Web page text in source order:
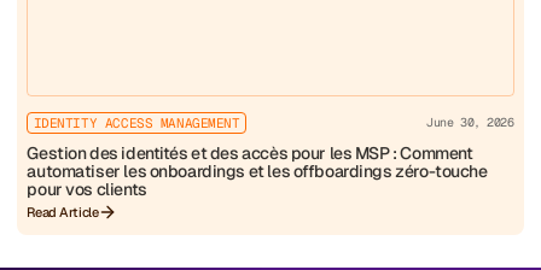
IDENTITY ACCESS MANAGEMENT June 30, 2026
Gestion des identités et des accès pour les MSP : Comment
automatiser les onboardings et les offboardings zéro-touche
pour vos clients
Read Article